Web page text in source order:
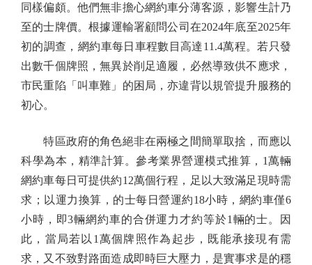
同樣偏頗。他們無非擔心網約車分薄客源，影響生計乃
至的士牌價。根據運輸署顧問公司在2024年底至2025年
初的調查，網約車每日車程數目高達11.4萬程。若只發
出數千個牌照，無異於削足適履，必然導致供不應求，
市民重陷「叫車難」的困局，亦違背以規管提升服務的
初心。
特區政府的角色絕非在兩極之間簡單取捨，而應以
科學為本，精準計算。參考業界營運模式推算，1萬輛
網約車每日可提供約12萬個行程，足以大致滿足現時需
求；以運力換算，的士每日營運約18小時，網約車僅6
小時，即3輛網約車的合併運力才約等於1輛的士。因
此，當局若以1萬個牌照作為起步，既能承接現有需
求，又不致對路面造成即時巨大壓力，是實事求是的穩